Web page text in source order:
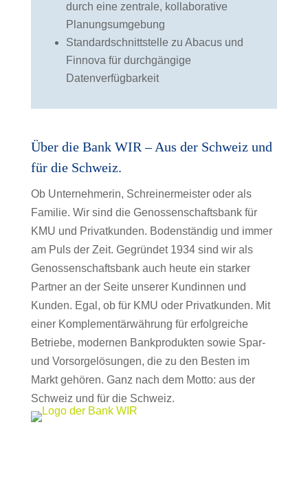
durch eine zentrale, kollaborative
Planungsumgebung
Standardschnittstelle zu Abacus und
Finnova für durchgängige
Datenverfügbarkeit
Über die Bank WIR – Aus der Schweiz und
für die Schweiz.
Ob Unternehmerin, Schreinermeister oder als
Familie. Wir sind die Genossenschaftsbank für
KMU und Privatkunden. Bodenständig und immer
am Puls der Zeit. Gegründet 1934 sind wir als
Genossenschaftsbank auch heute ein starker
Partner an der Seite unserer Kundinnen und
Kunden. Egal, ob für KMU oder Privatkunden. Mit
einer Komplementärwährung für erfolgreiche
Betriebe, modernen Bankprodukten sowie Spar-
und Vorsorgelösungen, die zu den Besten im
Markt gehören. Ganz nach dem Motto: aus der
Schweiz und für die Schweiz.